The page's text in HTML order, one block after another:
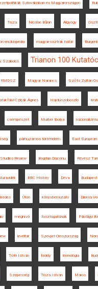
Szlovákiában és Magyarországon
Tisza Nicolae Bălan Algyógy
enciklopédia magyar-osztrák határ
Szabolcs Trianon 100
RMDSZ Magyar Narancs Szőts Zoltán
Czirják Ágnes Hajdúszoboszló
csempészet Murber Ibolya
párhuzamos történelem East
Review Bogdan Diaconu Révész
BBC History Déva Budapest
Úton könyvbemutató Dilema
meghívó fosztogatások Pálvölgyi
levéltár Szovjet-Oroszország
Tóth István Erdély kronológia
Szepesség Tisza István Maros